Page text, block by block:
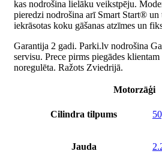
kas nodrošina lielāku veikstpēju.
pieredzi nodrošina arī Smart Start® un
iekrāsotas koku gāšanas atzīmes un
Garantija 2 gadi. Parki.lv nodrošina
servisu. Prece pirms piegādes
noregulēta. Ražots Zviedrijā.
Motorzāģi
Cilindra tilpums
Jauda